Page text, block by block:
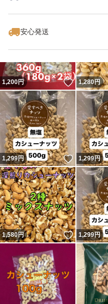
安心発送
1,200円 いいね！
1,280円
1,299円 いいね！
1,299円
1,580円 いいね！
1,299円